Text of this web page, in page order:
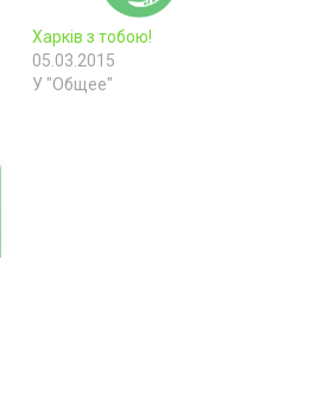
Харків з тобою!
05.03.2015
У "Общее"